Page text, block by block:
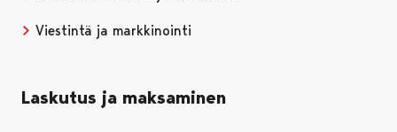
Viestintä ja markkinointi
Laskutus ja maksaminen